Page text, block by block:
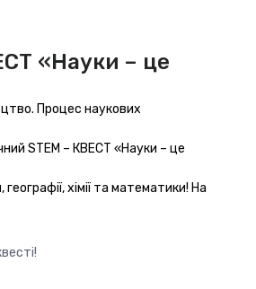
«Науки – це
Процес наукових
STEM – КВЕСТ «Науки – це
хімії та математики! На